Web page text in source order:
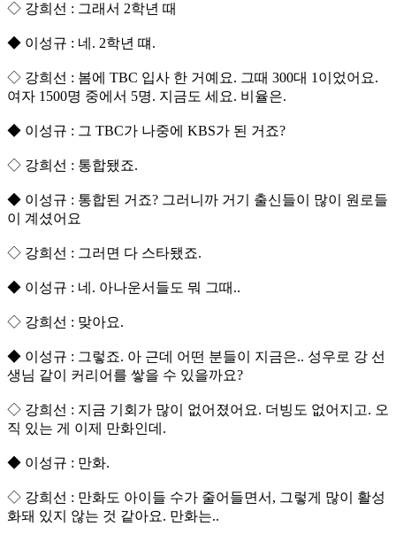
◇ 강희선 : 그래서 2학년 때
◆ 이성규 : 네. 2학년 떄.
◇ 강희선 : 봄에 TBC 입사 한 거예요. 그때 300대 1이었어요.
여자 1500명 중에서 5명. 지금도 세요. 비율은.
◆ 이성규 : 그 TBC가 나중에 KBS가 된 거죠?
◇ 강희선 : 통합됐죠.
◆ 이성규 : 통합된 거죠? 그러니까 거기 출신들이 많이 원로들
이 계셨어요
◇ 강희선 : 그러면 다 스타됐죠.
◆ 이성규 : 네. 아나운서들도 뭐 그때..
◇ 강희선 : 맞아요.
◆ 이성규 : 그렇죠. 아 근데 어떤 분들이 지금은.. 성우로 강 선
생님 같이 커리어를 쌓을 수 있을까요?
◇ 강희선 : 지금 기회가 많이 없어졌어요. 더빙도 없어지고. 오
직 있는 게 이제 만화인데.
◆ 이성규 : 만화.
◇ 강희선 : 만화도 아이들 수가 줄어들면서, 그렇게 많이 활성
화돼 있지 않는 것 같아요. 만화는..